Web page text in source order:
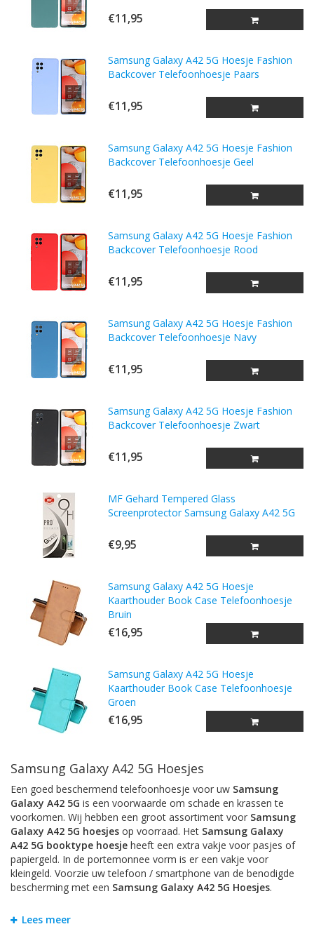
€11,95
Samsung Galaxy A42 5G Hoesje Fashion
Backcover Telefoonhoesje Paars
€11,95
Samsung Galaxy A42 5G Hoesje Fashion
Backcover Telefoonhoesje Geel
€11,95
Samsung Galaxy A42 5G Hoesje Fashion
Backcover Telefoonhoesje Rood
€11,95
Samsung Galaxy A42 5G Hoesje Fashion
Backcover Telefoonhoesje Navy
€11,95
Samsung Galaxy A42 5G Hoesje Fashion
Backcover Telefoonhoesje Zwart
€11,95
MF Gehard Tempered Glass
Screenprotector Samsung Galaxy A42 5G
€9,95
Samsung Galaxy A42 5G Hoesje
Kaarthouder Book Case Telefoonhoesje
Bruin
€16,95
Samsung Galaxy A42 5G Hoesje
Kaarthouder Book Case Telefoonhoesje
Groen
€16,95
Samsung Galaxy A42 5G Hoesjes
Een goed beschermend telefoonhoesje voor uw Samsung
Galaxy A42 5G is een voorwaarde om schade en krassen te
voorkomen. Wij hebben een groot assortiment voor Samsung
Galaxy A42 5G hoesjes op voorraad. Het Samsung Galaxy
A42 5G booktype hoesje heeft een extra vakje voor pasjes of
papiergeld. In de portemonnee vorm is er een vakje voor
kleingeld. Voorzie uw telefoon / smartphone van de benodigde
bescherming met een Samsung Galaxy A42 5G Hoesjes.
Lees meer